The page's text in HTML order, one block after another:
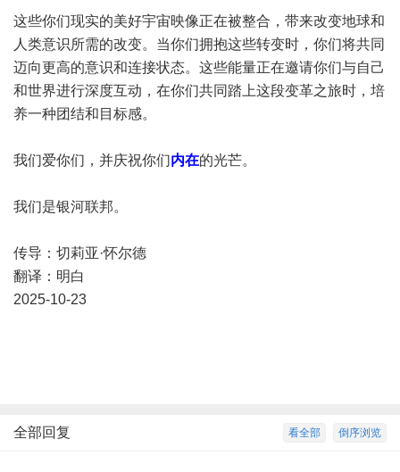
这些你们现实的美好宇宙映像正在被整合，带来改变地球和
人类意识所需的改变。当你们拥抱这些转变时，你们将共同
迈向更高的意识和连接状态。这些能量正在邀请你们与自己
和世界进行深度互动，在你们共同踏上这段变革之旅时，培
养一种团结和目标感。
我们爱你们，并庆祝你们内在的光芒。
我们是银河联邦。
传导：切莉亚·怀尔德
翻译：明白
2025-10-23
倒序浏览
看全部
全部回复